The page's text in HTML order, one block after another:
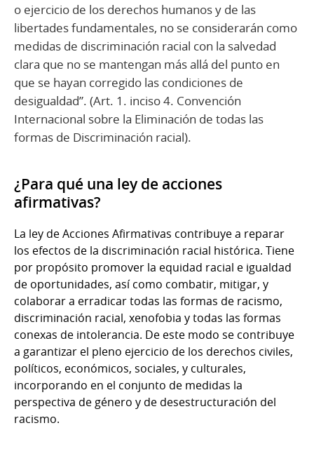
o ejercicio de los derechos humanos y de las
libertades fundamentales, no se considerarán como
medidas de discriminación racial con la salvedad
clara que no se mantengan más allá del punto en
que se hayan corregido las condiciones de
desigualdad”. (Art. 1. inciso 4. Convención
Internacional sobre la Eliminación de todas las
formas de Discriminación racial).
¿Para qué una ley de acciones
afirmativas?
La ley de Acciones Afirmativas contribuye a reparar
los efectos de la discriminación racial histórica. Tiene
por propósito promover la equidad racial e igualdad
de oportunidades, así como combatir, mitigar, y
colaborar a erradicar todas las formas de racismo,
discriminación racial, xenofobia y todas las formas
conexas de intolerancia. De este modo se contribuye
a garantizar el pleno ejercicio de los derechos civiles,
políticos, económicos, sociales, y culturales,
incorporando en el conjunto de medidas la
perspectiva de género y de desestructuración del
racismo.